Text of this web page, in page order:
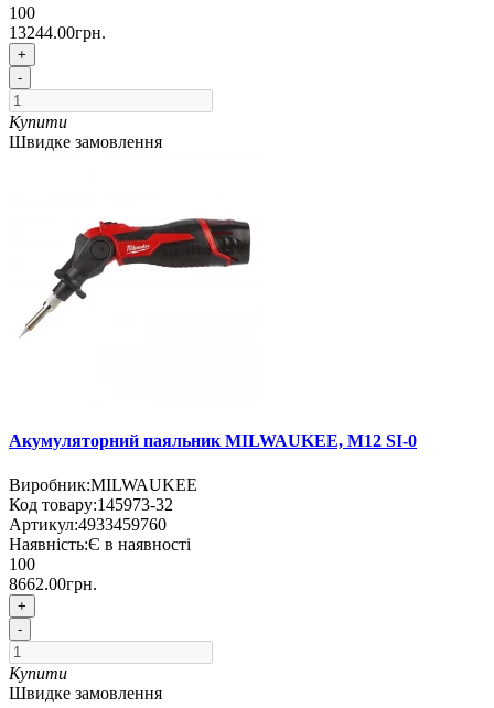
100
13244.00грн.
+
-
Купити
Швидке замовлення
Акумуляторний паяльник MILWAUKEE, M12 SI-0
Виробник:MILWAUKEE
Код товару:145973-32
Артикул:4933459760
Наявність:Є в наявності
100
8662.00грн.
+
-
Купити
Швидке замовлення